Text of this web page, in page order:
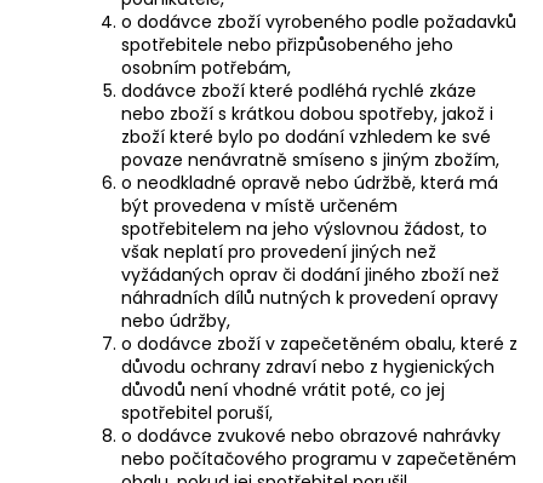
o dodávce zboží vyrobeného podle požadavků
spotřebitele nebo přizpůsobeného jeho
osobním potřebám,
dodávce zboží které podléhá rychlé zkáze
nebo zboží s krátkou dobou spotřeby, jakož i
zboží které bylo po dodání vzhledem ke své
povaze nenávratně smíseno s jiným zbožím,
o neodkladné opravě nebo údržbě, která má
být provedena v místě určeném
spotřebitelem na jeho výslovnou žádost, to
však neplatí pro provedení jiných než
vyžádaných oprav či dodání jiného zboží než
náhradních dílů nutných k provedení opravy
nebo údržby,
o dodávce zboží v zapečetěném obalu, které z
důvodu ochrany zdraví nebo z hygienických
důvodů není vhodné vrátit poté, co jej
spotřebitel poruší,
o dodávce zvukové nebo obrazové nahrávky
nebo počítačového programu v zapečetěném